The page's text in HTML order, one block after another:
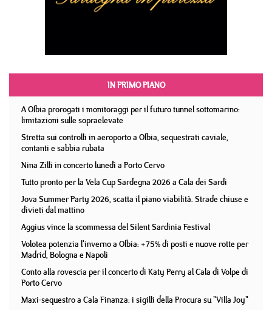
IN PRIMO PIANO
A Olbia prorogati i monitoraggi per il futuro tunnel sottomarino:
limitazioni sulle sopraelevate
Stretta sui controlli in aeroporto a Olbia, sequestrati caviale,
contanti e sabbia rubata
Nina Zilli in concerto lunedì a Porto Cervo
Tutto pronto per la Vela Cup Sardegna 2026 a Cala dei Sardi
Jova Summer Party 2026, scatta il piano viabilità. Strade chiuse e
divieti dal mattino
Aggius vince la scommessa del Silent Sardinia Festival
Volotea potenzia l'inverno a Olbia: +75% di posti e nuove rotte per
Madrid, Bologna e Napoli
Conto alla rovescia per il concerto di Katy Perry al Cala di Volpe di
Porto Cervo
Maxi-sequestro a Cala Finanza: i sigilli della Procura su "Villa Joy"